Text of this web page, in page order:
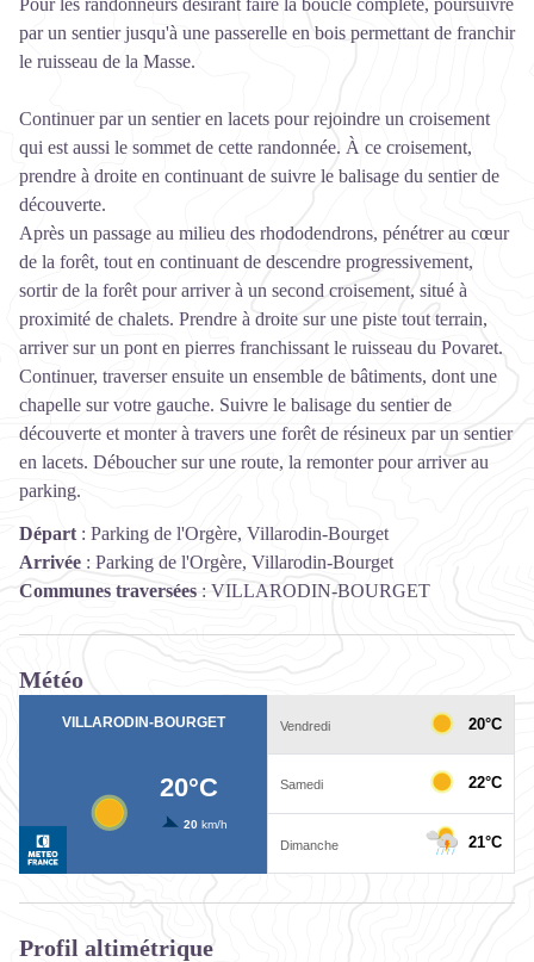
par un sentier jusqu'à une passerelle en bois permettant de franchir
le ruisseau de la Masse.
Continuer par un sentier en lacets pour rejoindre un croisement
qui est aussi le sommet de cette randonnée. À ce croisement,
prendre à droite en continuant de suivre le balisage du sentier de
découverte.
Après un passage au milieu des rhododendrons, pénétrer au cœur
de la forêt, tout en continuant de descendre progressivement,
sortir de la forêt pour arriver à un second croisement, situé à
proximité de chalets. Prendre à droite sur une piste tout terrain,
arriver sur un pont en pierres franchissant le ruisseau du Povaret.
Continuer, traverser ensuite un ensemble de bâtiments, dont une
chapelle sur votre gauche. Suivre le balisage du sentier de
découverte et monter à travers une forêt de résineux par un sentier
en lacets. Déboucher sur une route, la remonter pour arriver au
parking.
Départ : Parking de l'Orgère, Villarodin-Bourget
Arrivée : Parking de l'Orgère, Villarodin-Bourget
Communes traversées : VILLARODIN-BOURGET
Météo
Profil altimétrique